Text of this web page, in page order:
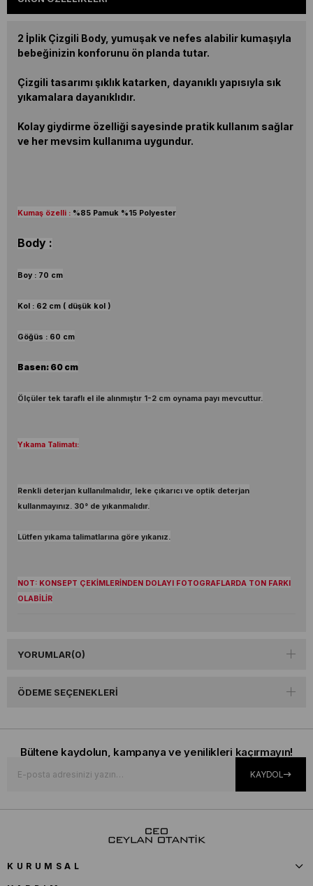
2 İplik Çizgili Body, yumuşak ve nefes alabilir kumaşıyla
bebeğinizin konforunu ön planda tutar.
Çizgili tasarımı şıklık katarken, dayanıklı yapısıyla sık
yıkamalara dayanıklıdır.
Kolay giydirme özelliği sayesinde pratik kullanım sağlar
ve her mevsim kullanıma uygundur.
Kumaş özelli : %85 Pamuk %15 Polyester
Body :
Boy : 70 cm
Kol : 62 cm ( düşük kol )
Göğüs : 60 cm
Basen: 60 cm
Ölçüler tek taraflı el ile alınmıştır 1-2 cm oynama payı mevcuttur.
Yıkama Talimatı:
Renkli deterjan kullanılmalıdır, leke çıkarıcı ve optik deterjan
kullanmayınız. 30° de yıkanmalıdır.
Lütfen yıkama talimatlarına göre yıkanız.
NOT: KONSEPT ÇEKİMLERİNDEN DOLAYI FOTOGRAFLARDA TON FARKI
OLABİLİR
YORUMLAR(0)
ÖDEME SEÇENEKLERI
Bültene kaydolun, kampanya ve yenilikleri kaçırmayın!
KAYDOL
KURUMSAL